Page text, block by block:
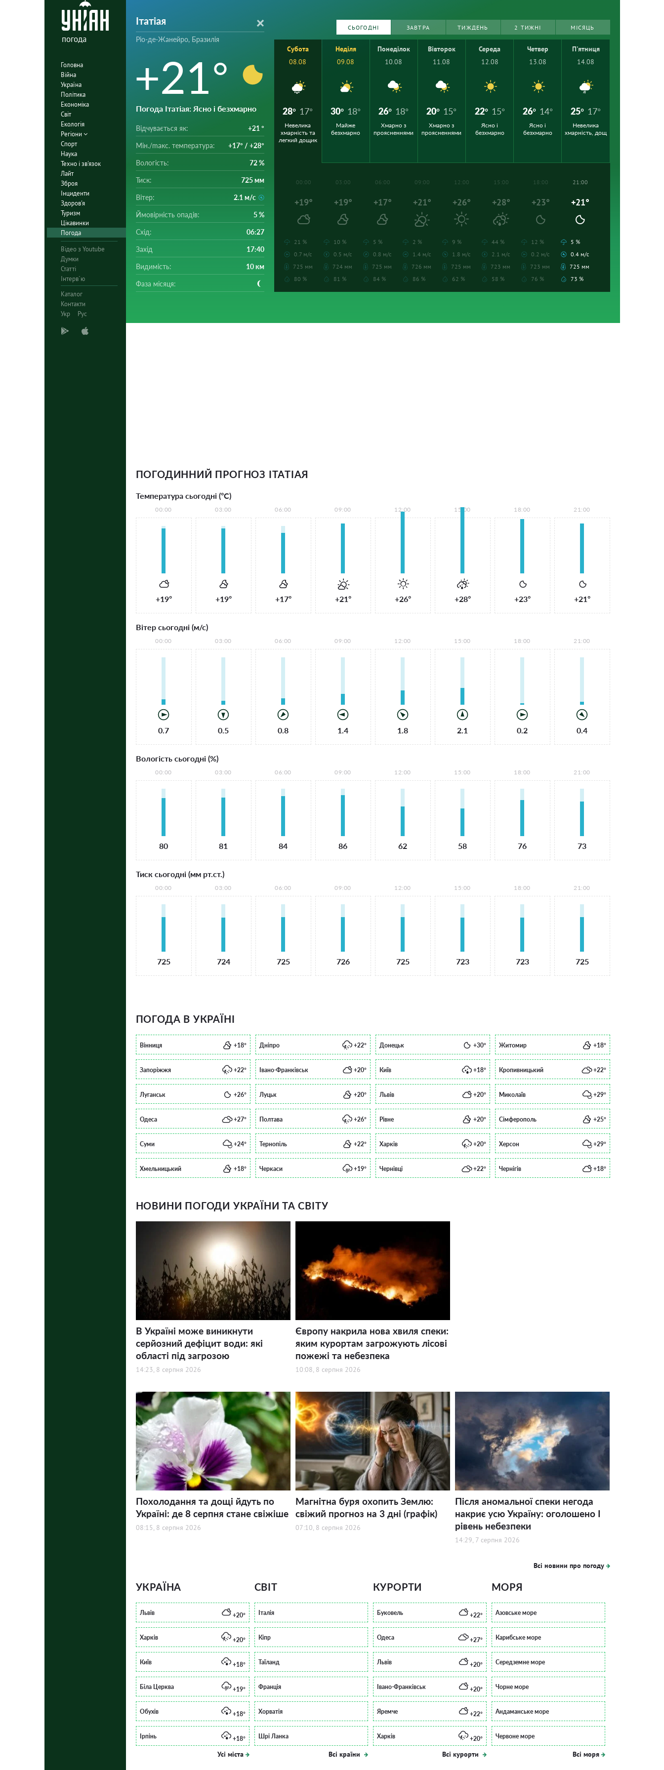
погода
Головна
Війна
Україна
Політика
Економіка
Світ
Екологія
Регіони
Спорт
Наука
Техно і зв'язок
Лайт
Зброя
Інциденти
Здоров'я
Туризм
Цікавинки
Погода
Відео з Youtube
Думки
Статті
Інтерв`ю
Каталог
Контакти
Укр
Рус
Ітатіая
Ріо-де-Жанейро, Бразилія
+21°
Погода Ітатіая: Ясно і безхмарно
Відчувається як: +21 °
Мін./mакс. температура: +17° / +28°
Вологість: 72 %
Тиск: 725 мм
Вітер: 2.1 м/с
Ймовірність опадів: 5 %
Схід: 06:27
Захід 17:40
Видимість: 10 км
Фаза місяця:
СЬОГОДНІ ЗАВТРА ТИЖДЕНЬ 2 ТИЖНІ МІСЯЦЬ
Субота
08.08
28° 17°
Невелика
хмарність та
легкий дощик
Неділя
09.08
30° 18°
Майже
безхмарно
Понеділок
10.08
26° 18°
Хмарно з
проясненнями
Вівторок
11.08
20° 15°
Хмарно з
проясненнями
Середа
12.08
22° 15°
Ясно і
безхмарно
Четвер
13.08
26° 14°
Ясно і
безхмарно
П'ятниця
14.08
25° 17°
Невелика
хмарність, дощ
00:00
+19°
21 %
0.7 м/с
725 мм
80 %
03:00
+19°
10 %
0.5 м/с
724 мм
81 %
06:00
+17°
5 %
0.8 м/с
725 мм
84 %
09:00
+21°
2 %
1.4 м/с
726 мм
86 %
12:00
+26°
9 %
1.8 м/с
725 мм
62 %
15:00
+28°
44 %
2.1 м/с
723 мм
58 %
18:00
+23°
12 %
0.2 м/с
723 мм
76 %
21:00
+21°
5 %
0.4 м/с
725 мм
73 %
ПОГОДИННИЙ ПРОГНОЗ ІТАТІАЯ
Температура сьогодні (°С)
00:00
+19°
03:00
+19°
06:00
+17°
09:00
+21°
12:00
+26°
15:00
+28°
18:00
+23°
21:00
+21°
Вітер сьогодні (м/с)
00:00
0.7
03:00
0.5
06:00
0.8
09:00
1.4
12:00
1.8
15:00
2.1
18:00
0.2
21:00
0.4
Вологість сьогодні (%)
00:00
80
03:00
81
06:00
84
09:00
86
12:00
62
15:00
58
18:00
76
21:00
73
Тиск сьогодні (мм рт.ст.)
00:00
725
03:00
724
06:00
725
09:00
726
12:00
725
15:00
723
18:00
723
21:00
725
ПОГОДА В УКРАЇНІ
Вінниця +18° Дніпро +22° Донецьк +30° Житомир +18°
Запоріжжя +22° Івано-Франківськ +20° Київ +18° Кропивницький +22°
Луганськ +26° Луцьк +20° Львів +20° Миколаїв +29°
Одеса +27° Полтава +26° Рівне +20° Сімферополь +25°
Суми +24° Тернопіль +22° Харків +20° Херсон +29°
Хмельницький +18° Черкаси +19° Чернівці +22° Чернігів +18°
НОВИНИ ПОГОДИ УКРАЇНИ ТА СВІТУ
В Україні може виникнути
серйозний дефіцит води: які
області під загрозою
14:23, 8 серпня 2026
Європу накрила нова хвиля спеки:
яким курортам загрожують лісові
пожежі та небезпека
10:08, 8 серпня 2026
Похолодання та дощі йдуть по
Україні: де 8 серпня стане свіжіше
08:15, 8 серпня 2026
Магнітна буря охопить Землю:
свіжий прогноз на 3 дні (графік)
07:10, 8 серпня 2026
Після аномальної спеки негода
накриє усю Україну: оголошено І
рівень небезпеки
14:29, 7 серпня 2026
Всі новини про погоду
УКРАЇНА
Львів +20°
Харків +20°
Київ +18°
Біла Церква +19°
Обухів +18°
Ірпінь +18°
Усі міста
СВІТ
Італія
Кіпр
Таїланд
Франція
Хорватія
Шрі Ланка
Всі країни
КУРОРТИ
Буковель +22°
Одеса +27°
Львів +20°
Івано-Франківськ +20°
Яремче +22°
Харків +20°
Всі курорти
МОРЯ
Азовське море
Карибське море
Середземне море
Чорне море
Андаманське море
Червоне море
Всі моря